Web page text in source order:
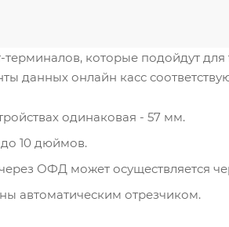
которые подойдут
данных онлайн касс
одинаковая - 57 мм.
10 дюймов.
ОФД может осуществляется
автоматическим отрезчиком.